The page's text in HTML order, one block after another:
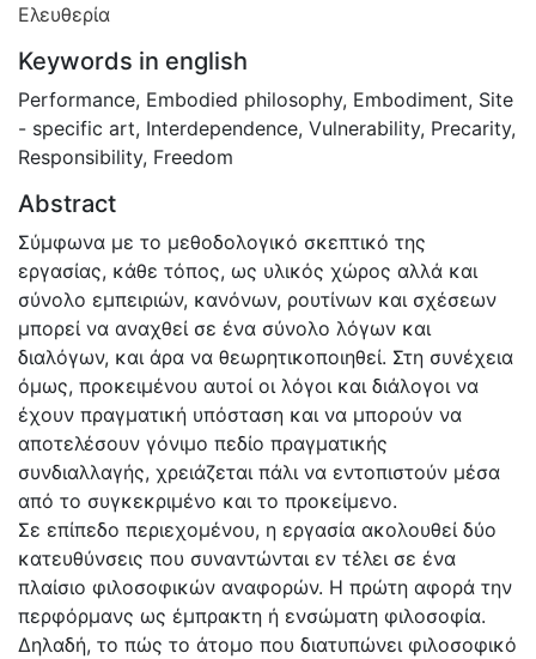
Ελευθερία
Keywords in english
Performance, Embodied philosophy, Embodiment, Site
- specific art, Interdependence, Vulnerability, Precarity,
Responsibility, Freedom
Abstract
Σύμφωνα με το μεθοδολογικό σκεπτικό της
εργασίας, κάθε τόπος, ως υλικός χώρος αλλά και
σύνολο εμπειριών, κανόνων, ρουτίνων και σχέσεων
μπορεί να αναχθεί σε ένα σύνολο λόγων και
διαλόγων, και άρα να θεωρητικοποιηθεί. Στη συνέχεια
όμως, προκειμένου αυτοί οι λόγοι και διάλογοι να
έχουν πραγματική υπόσταση και να μπορούν να
αποτελέσουν γόνιμο πεδίο πραγματικής
συνδιαλλαγής, χρειάζεται πάλι να εντοπιστούν μέσα
από το συγκεκριμένο και το προκείμενο.
Σε επίπεδο περιεχομένου, η εργασία ακολουθεί δύο
κατευθύνσεις που συναντώνται εν τέλει σε ένα
πλαίσιο φιλοσοφικών αναφορών. Η πρώτη αφορά την
περφόρμανς ως έμπρακτη ή ενσώματη φιλοσοφία.
Δηλαδή, το πώς το άτομο που διατυπώνει φιλοσοφικό